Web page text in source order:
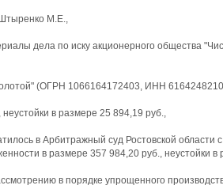
Штыренко М.Е.,
дела по иску акционерного общества
(ОГРН 1066164172403, ИНН
в размере 25 894,19 руб.,
в Арбитражный суд Ростовской области
в размере 357 984,20 руб., неустойки
в порядке упрощенного